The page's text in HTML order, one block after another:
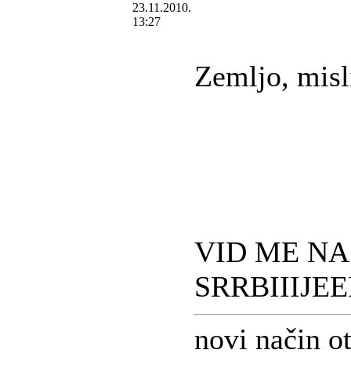
23.11.2010.
13:27
Zemljo,
VID ME
novi način